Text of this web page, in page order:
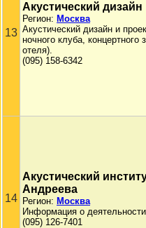
13
Акустический дизайн
Регион: Москва
Акустический дизайн и
ночного клуба,
отеля).
(095) 158-6342
14
Акустический
Андреева
Регион: Москва
Информация о
(095) 126-7401